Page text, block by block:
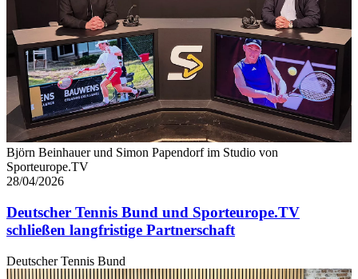
Björn Beinhauer und Simon Papendorf im Studio von
Sporteurope.TV
28/04/2026
Deutscher Tennis Bund und Sporteurope.TV
schließen langfristige Partnerschaft
Deutscher Tennis Bund